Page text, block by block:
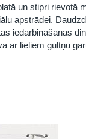
un stipri rievotā
apstrādei.
iedarbināšanas
ar lieliem gultņu